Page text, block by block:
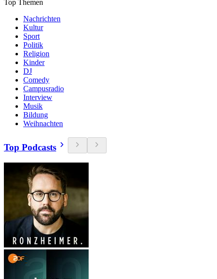
Top Themen
Nachrichten
Kultur
Sport
Politik
Religion
Kinder
DJ
Comedy
Campusradio
Interview
Musik
Bildung
Weihnachten
Top Podcasts